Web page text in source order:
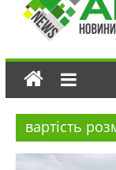
вартість